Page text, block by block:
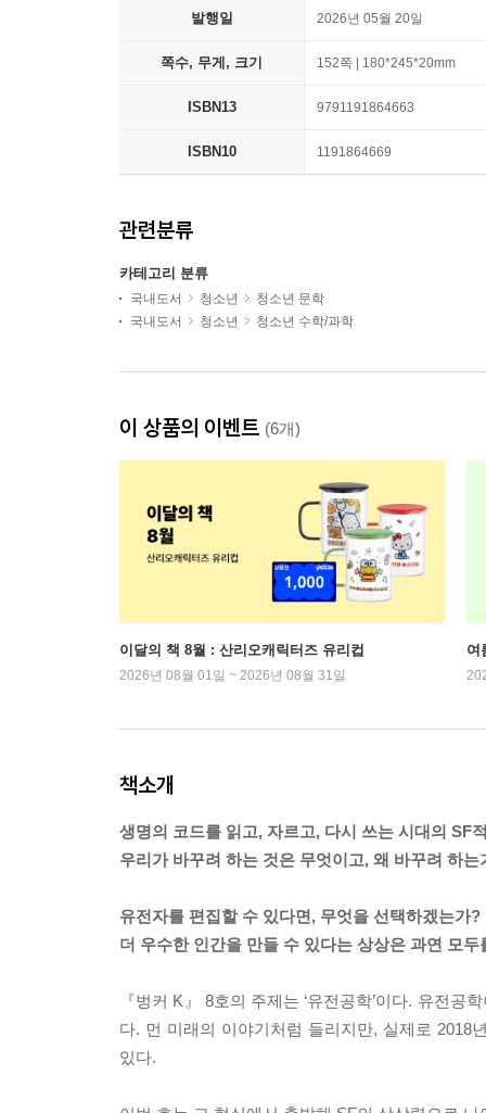
발행일 2026년 05월 20일
쪽수, 무게, 크기 152쪽 | 180*245*20mm
ISBN13 9791191864663
ISBN10 1191864669
관련분류
카테고리 분류
국내도서 청소년
청소년 문학
국내도서
청소년 청소년 수학/과학
이 상품의 이벤트 (6개)
이달의 책 8월 : 산리오캐릭터즈 유리컵
2026년 08월 01일 ~ 2026년 08월 31일
여
책소개
생명의 코드를 읽고, 자르고, 다시 쓰는 시대의 SF
우리가 바꾸려 하는 것은 무엇이고, 왜 바꾸려 하는
유전자를 편집할 수 있다면, 무엇을 선택하겠는가?
더 우수한 인간을 만들 수 있다는 상상은 과연 모
『벙커 K』 8호의 주제는 ‘유전공학’이다. 유전
다. 먼 미래의 이야기처럼 들리지만, 실제로 2018
있다.